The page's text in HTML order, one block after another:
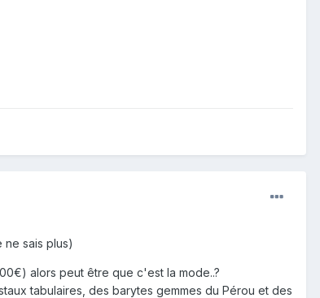
sais plus)
alors peut être que c'est la mode..?
tabulaires, des barytes gemmes du Pérou et des